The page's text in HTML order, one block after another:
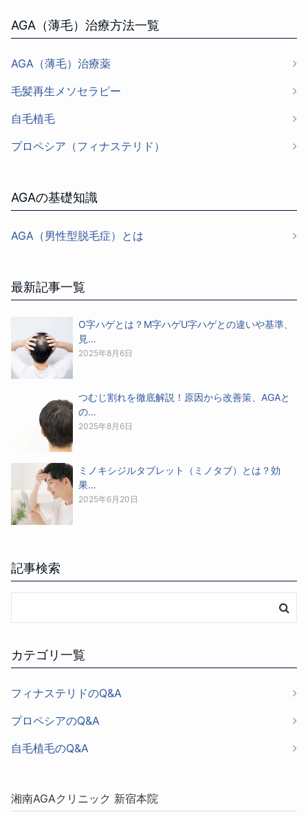
AGA（薄毛）治療方法一覧
AGA（薄毛）治療薬
毛髪再生メソセラピー
自毛植毛
プロペシア（フィナステリド）
AGAの基礎知識
AGA（男性型脱毛症）とは
最新記事一覧
O字ハゲとは？M字ハゲU字ハゲとの違いや基準、
見…
2025年8月6日
つむじ割れを徹底解説！原因から改善策、AGAと
の…
2025年8月6日
ミノキシジルタブレット（ミノタブ）とは？効
果…
2025年6月20日
記事検索
カテゴリ一覧
フィナステリドのQ&A
プロペシアのQ&A
自毛植毛のQ&A
湘南AGAクリニック 新宿本院